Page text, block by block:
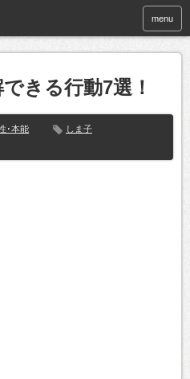
menu
きる行動7選！
･本能
しま子